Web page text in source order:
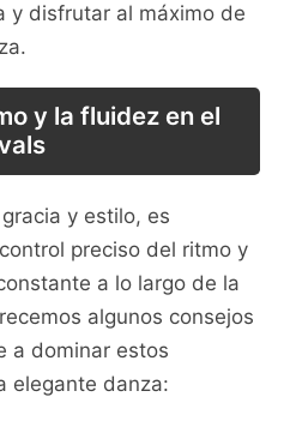
y disfrutar​ al máximo⁤ de
y la fluidez en el
y estilo, es
preciso del ritmo y
a lo largo de la
algunos consejos
a dominar estos
⁤elegante danza: